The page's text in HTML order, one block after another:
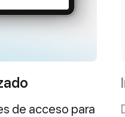
de acceso para